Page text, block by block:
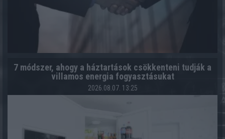
7 módszer, ahogy a háztartások csökkenteni tudják a
villamos energia fogyasztásukat
2026.08.07. 13:25